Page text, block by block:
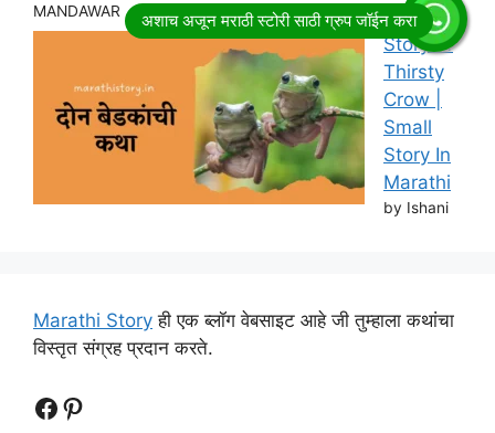
MANDAWAR
Story of
Thirsty
Crow |
Small
Story In
Marathi
by Ishani
Marathi Story ही एक ब्लॉग वेबसाइट आहे जी तुम्हाला कथांचा
विस्तृत संग्रह प्रदान करते.
Follow UsFollow us